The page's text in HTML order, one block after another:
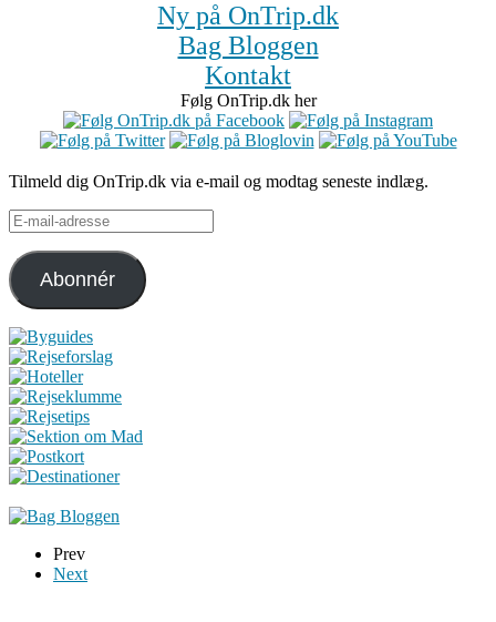
Ny på OnTrip.dk
Bag Bloggen
Kontakt
Følg OnTrip.dk her
Tilmeld dig OnTrip.dk via e-mail og modtag seneste indlæg.
E-
mail-
adresse
Abonnér
Prev
Next